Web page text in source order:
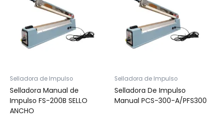
Selladora de Impulso
Selladora Manual de
Impulso FS-200B SELLO
ANCHO
Selladora de Impulso
Selladora De Impulso
Manual PCS-300-A/PFS300